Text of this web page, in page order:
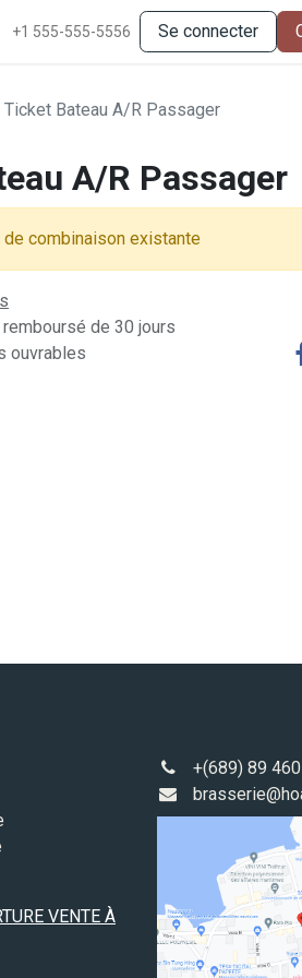
+1 555-555-5556 Se connecter
Ticket Bateau A/R Passager
A/R Passager
de combinaison existante
de 30 jours
ouvrables
VENTE À
+(689) 89